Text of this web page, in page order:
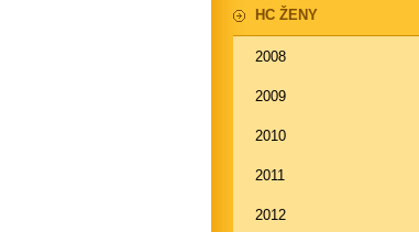
HC ŽENY
2008
2009
2010
2011
2012